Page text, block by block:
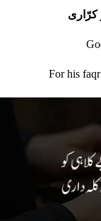
For his